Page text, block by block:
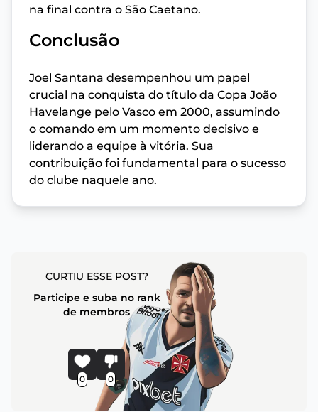
na final contra o São Caetano.
Conclusão
Joel Santana desempenhou um papel
crucial na conquista do título da Copa João
Havelange pelo Vasco em 2000, assumindo
o comando em um momento decisivo e
liderando a equipe à vitória. Sua
contribuição foi fundamental para o sucesso
do clube naquele ano.
CURTIU ESSE POST?
Participe e suba no rank
de membros
0 0